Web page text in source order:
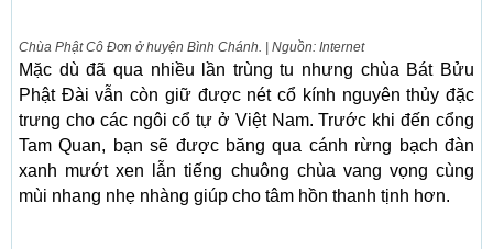
Chùa Phật Cô Đơn ở huyện Bình Chánh. | Nguồn: Internet
Mặc dù đã qua nhiều lần trùng tu nhưng chùa Bát Bửu
Phật Đài vẫn còn giữ được nét cổ kính nguyên thủy đặc
trưng cho các ngôi cổ tự ở Việt Nam. Trước khi đến cổng
Tam Quan, bạn sẽ được băng qua cánh rừng bạch đàn
xanh mướt xen lẫn tiếng chuông chùa vang vọng cùng
mùi nhang nhẹ nhàng giúp cho tâm hồn thanh tịnh hơn.